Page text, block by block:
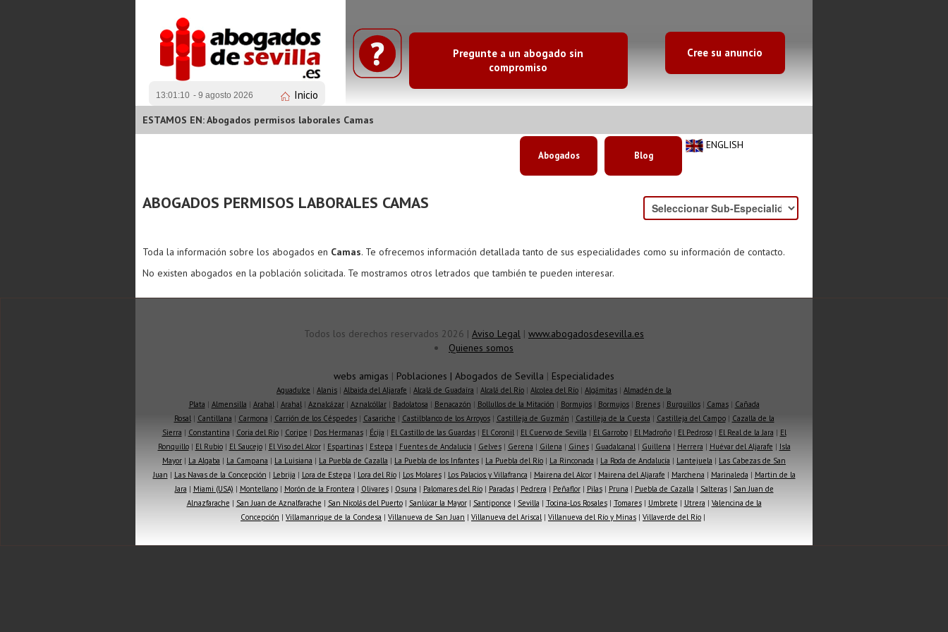
13:01:10 - 9 agosto 2026 Inicio
Pregunte a un abogado sin
compromiso
Cree su anuncio
ESTAMOS EN: Abogados permisos laborales Camas
ENGLISH
Abogados Blog
ABOGADOS PERMISOS LABORALES CAMAS
Toda la información sobre los abogados en Camas. Te ofrecemos información detallada tanto de sus especialidades como su información de contacto.
No existen abogados en la población solicitada. Te mostramos otros letrados que también te pueden interesar.
Todos los derechos reservados 2026 | Aviso Legal | www.abogadosdesevilla.es
Quienes somos
webs amigas | Poblaciones | Abogados de Sevilla | Especialidades
Aguadulce | Alanis | Albaida del Aljarafe | Alcalá de Guadaíra | Alcalá del Río | Alcolea del Río | Algámitas | Almadén de la
Plata | Almensilla | Arahal| Arahal| Aznalcázar| Aznalcóllar| Badolatosa | Benacazón | Bollullos de la Mitación | Bormujos| Bormujos| Brenes| Burguillos| Camas| Cañada
Rosal| Cantillana | Carmona | Carrión de los Céspedes| Casariche | Castilblanco de los Arroyos| Castilleja de Guzmán | Castilleja de la Cuesta | Castilleja del Campo| Cazalla de la
Sierra | Constantina | Coria del Río| Coripe | Dos Hermanas| Écija | El Castillo de las Guardas| El Coronil| El Cuervo de Sevilla | El Garrobo| El Madroño| El Pedroso| El Real de la Jara | El
Ronquillo| El Rubio| El Saucejo| El Viso del Alcor| Espartinas| Estepa | Fuentes de Andalucía | Gelves| Gerena | Gilena | Gines| Guadalcanal| Guillena | Herrera | Huévar del Aljarafe | Isla
Mayor | La Algaba | La Campana | La Luisiana | La Puebla de Cazalla | La Puebla de los Infantes | La Puebla del Río | La Rinconada | La Roda de Andalucía | Lantejuela | Las Cabezas de San
Juan | Las Navas de la Concepción | Lebrija | Lora de Estepa | Lora del Río| Los Molares| Los Palacios y Villafranca | Mairena del Alcor| Mairena del Aljarafe | Marchena | Marinaleda | Martin de la
Jara | Miami (USA) | Montellano| Morón de la Frontera | Olivares| Osuna | Palomares del Río| Paradas| Pedrera | Peñaflor| Pilas| Pruna | Puebla de Cazalla | Salteras| San Juan de
Alnazfarache | San Juan de Aznalfarache | San Nicolás del Puerto| Sanlúcar la Mayor| Santiponce | Sevilla | Tocina-Los Rosales| Tomares| Umbrete | Utrera | Valencina de la
Concepción | Villamanrique de la Condesa | Villanueva de San Juan | Villanueva del Ariscal| Villanueva del Río y Minas | Villaverde del Río |